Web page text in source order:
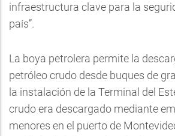
infraestructura clave para la
país”.
La boya petrolera permite la
petróleo crudo desde buques de
la instalación de la Terminal del
crudo era descargado mediante
menores en el puerto de